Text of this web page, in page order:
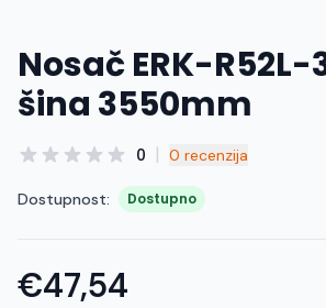
Nosač ERK-R52L-
šina 3550mm
0 | 0 recenzija
Dostupnost: Dostupno
€47,54